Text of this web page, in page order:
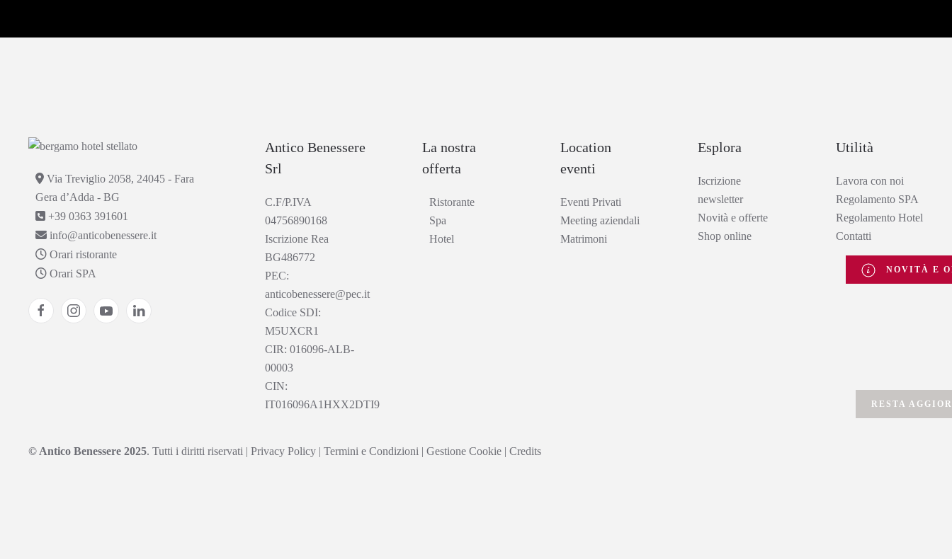
Via Treviglio 2058, 24045 - Fara
Gera d’Adda - BG
+39 0363 391601
info@anticobenessere.it
Orari ristorante
Orari SPA
Antico Benessere
Srl
C.F/P.IVA
04756890168
Iscrizione Rea
BG486772
PEC:
anticobenessere@pec.it
Codice SDI:
M5UXCR1
CIR: 016096-ALB-
00003
CIN:
IT016096A1HXX2DTI9
La nostra
offerta
Ristorante
Spa
Hotel
Location
eventi
Eventi Privati
Meeting aziendali
Matrimoni
Esplora
Iscrizione
newsletter
Novità e offerte
Shop online
Utilità
Lavora con noi
Regolamento SPA
Regolamento Hotel
Contatti
© Antico Benessere 2025. Tutti i diritti riservati | Privacy Policy | Termini e Condizioni | Gestione Cookie | Credits
NOVITÀ E
RESTA